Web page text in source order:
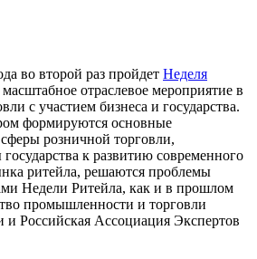
во второй раз пройдет Неделя
масштабное отраслевое мероприятие в
с участием бизнеса и государства.
формируются основные
розничной торговли,
к развитию современного
ритейла, решаются проблемы
Недели Ритейла, как и в прошлом
промышленности и торговли
и Российская Ассоциация Экспертов